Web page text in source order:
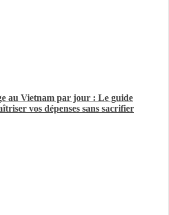
au Vietnam par jour : Le guide
vos dépenses sans sacrifier